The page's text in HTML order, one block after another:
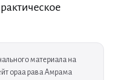
материала на
ораа рава Амрама